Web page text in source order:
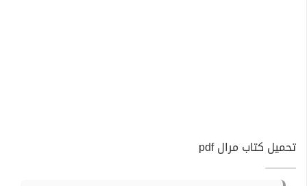
تحميل كتاب مرال pdf